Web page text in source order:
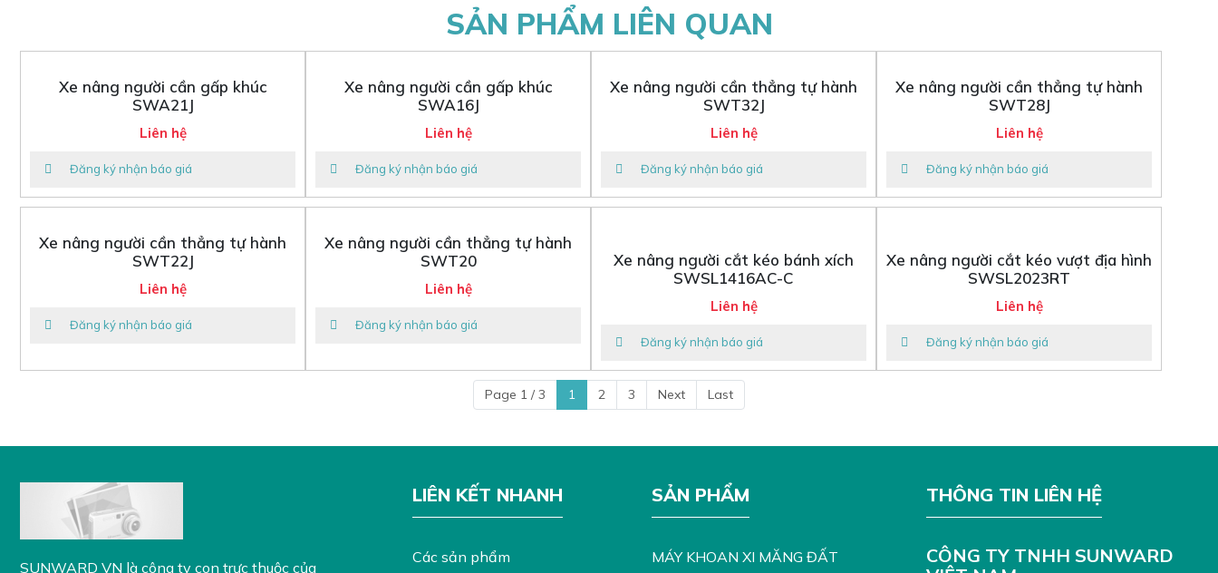
SẢN PHẨM LIÊN QUAN
Xe nâng người cần gấp khúc
SWA21J
Liên hệ
Đăng ký nhận báo giá
Xe nâng người cần gấp khúc
SWA16J
Liên hệ
Đăng ký nhận báo giá
Xe nâng người cần thẳng tự hành
SWT32J
Liên hệ
Đăng ký nhận báo giá
Xe nâng người cần thẳng tự hành
SWT28J
Liên hệ
Đăng ký nhận báo giá
Xe nâng người cần thẳng tự hành
SWT22J
Liên hệ
Đăng ký nhận báo giá
Xe nâng người cần thẳng tự hành
SWT20
Liên hệ
Đăng ký nhận báo giá
Xe nâng người cắt kéo bánh xích
SWSL1416AC-C
Liên hệ
Đăng ký nhận báo giá
Xe nâng người cắt kéo vượt địa hình
SWSL2023RT
Liên hệ
Đăng ký nhận báo giá
Page 1 / 3 1 2 3 Next Last
SUNWARD VN là công ty con trực thuộc của
LIÊN KẾT NHANH
Các sản phẩm
SẢN PHẨM
MÁY KHOAN XI MĂNG ĐẤT
THÔNG TIN LIÊN HỆ
CÔNG TY TNHH SUNWARD